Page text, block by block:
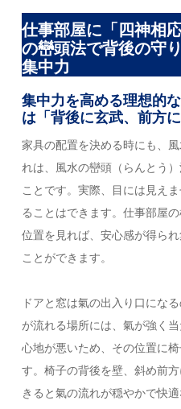
仕事部屋に「四神相
の巒頭法で背後の守
集中力
集中力を高める理想的
は「背後に玄武、前方に
家具の配置を決める時にも、
れは、風水の巒頭（らんとう
ことです。実際、目には見え
ることはできます。仕事部屋
位置を見れば、安心感が得ら
ことができます。
ドアと窓は氣の出入り口にな
が流れる場所には、氣が強く
心地が悪いため、その位置に
す。椅子の背後を壁、斜め前
きると氣の流れが穏やかで快